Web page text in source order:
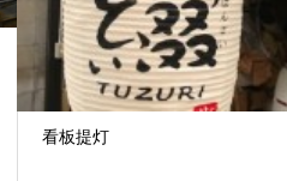
看板提灯